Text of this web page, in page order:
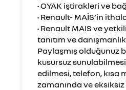
• OYAK iştirakleri ve
• Renault- MAİS’in
• Renault MAIS ve
tanıtım ve
Paylaşmış olduğunuz
kusursuz
edilmesi, telefon,
zamanında ve